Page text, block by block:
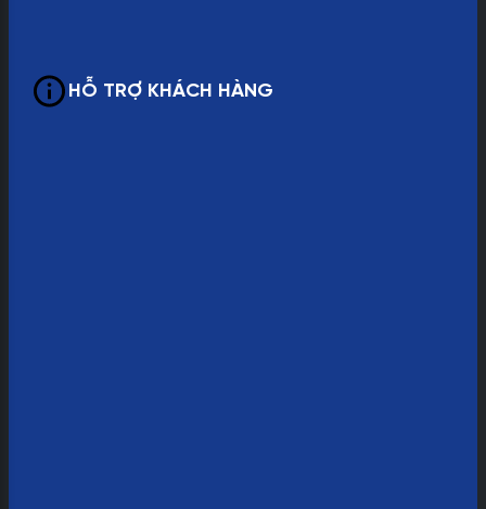
HỖ TRỢ KHÁCH HÀNG